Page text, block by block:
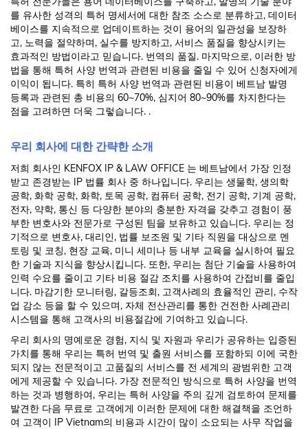
를 유사한 성격의 특허 명세서에 대한 참조 소스로 분류하고, 데이터
베이스를 지속적으로 업데이트하는 것이 용어의 일관성을 보장하
고, 노력을 절약하며, 실수를 방지하고, 서비스 품질을 향상시키는
효과적인 방법이라고 믿습니다. 번역의 품질. 마지막으로, 이러한 방
법을 통해 특허 사양 번역과 관련된 비용을 줄일 수 있어 신청자에게
이익이 됩니다. 특히 특허 사양 번역과 관련된 비용이 베트남 발명
등록과 관련된 총 비용의 60~70%, 심지어 80~90%를 차지한다는
점을 고려하면 더욱 그렇습니다. .
우리 회사에 대한 간략한 소개
저희 회사인 KENFOX IP & LAW OFFICE 는 베트남에서 가장 인정
받고 존경받는 IP 법률 회사 중 하나입니다. 우리는 생물학, 생의학
공학, 화학 공학, 화학, 토목 공학, 컴퓨터 공학, 전기 공학, 기계 공학,
전자, 약학, 통신 등 다양한 분야의 충분한 자격을 갖추고 경험이 풍
부한 변호사와 전문가로 구성된 팀을 보유하고 있습니다. 우리는 정
기적으로 변호사, 대리인, 법률 보조원 및 기타 직원을 대상으로 멘
토링 및 코칭, 현장 교육, 미니 세미나 등 내부 교육을 실시하여 필요
한 기술과 지식을 향상시킵니다. 또한, 우리는 첨단 기술을 사용하여
인력 수요를 줄이고 기타 비용 절감 조치를 사용하여 간접비를 줄입
니다. 마감기한 모니터링, 갈등조회, 고객사례의 효율적인 관리, 수작
업 감소 등을 할 수 있으며, 자체 전산관리를 통한 건전한 사례관리
시스템을 통해 고객사의 비용절감에 기여하고 있습니다.
우리 회사의 명예로운 경험, 지식 및 자원과 우리가 공유하는 입증된
가치를 통해 우리는 특허 번역 및 출원 서비스를 포함하되 이에 국한
되지 않는 전문적이고 고품질의 서비스를 전 세계의 광범위한 고객
에게 제공할 수 있습니다. 가장 전문적인 방식으로 특허 사양을 번역
하는 것과 병행하여, 우리는 특허 사양을 주의 깊게 검토하여 문제를
발견한 다음 무료로 고객에게 이러한 문제에 대한 해결책을 조언하
여 고객이 IP Vietnam의 비용과 시간이 많이 소요되는 사무 작업을